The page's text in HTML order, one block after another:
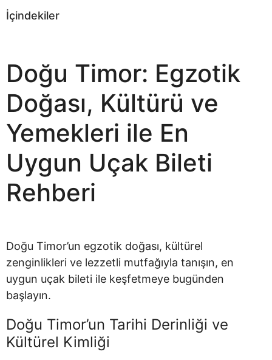
İçindekiler
Doğu Timor: Egzotik
Doğası, Kültürü ve
Yemekleri ile En
Uygun Uçak Bileti
Rehberi
Doğu Timor’un egzotik doğası, kültürel
zenginlikleri ve lezzetli mutfağıyla tanışın, en
uygun uçak bileti ile keşfetmeye bugünden
başlayın.
Doğu Timor’un Tarihi Derinliği ve
Kültürel Kimliği